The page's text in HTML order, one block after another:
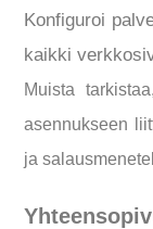
Konfiguroi
kaikki
Muista
asennukseen
ja